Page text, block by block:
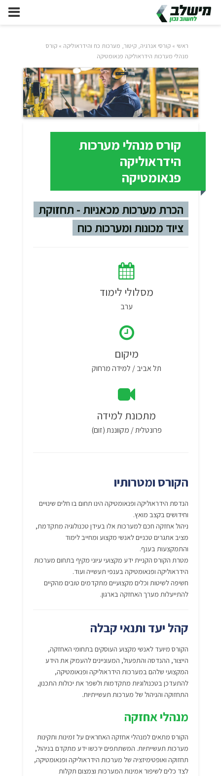
ראשי »קורסי אנרגיה, קיטור, מערכות כח והידראוליקה »קורס
מנהלי מערכות הידראוליקה פנאומטיקה
קורס מנהלי מערכות
הידראוליקה
פנאומטיקה
הכרת מערכות מכאניות - תחזוקת
ציוד מכונות ומערכות כוח
מסלולי לימוד
ערב
מיקום
תל אביב / למידה מרחוק
מתכונת למידה
פרונטלית / מקווננת (זום)
הקורס ומטרותיו
הנדסת הידראוליקה ופנאומטיקה הינו תחום בו חלים שינויים
וחידושים בקצב מואץ.
ניהול אחזקה חכם למערכות אלו בעידן טכנולוגיה מתקדמת,
מציב אתגרים טכניים לאנשי מקצוע ומחייב לימוד
והתמקצעות בענף.
מטרת הקורס הקניית ידע מקצועי עיוני מקיף בתחום מערכות
הידראוליקה ופנאומטיקה בענפי תעשייה ועוד.
חשיפה לשיטות וכלים מקצועיים מתקדמים טובים מהקיים
להתייעלות מערך האחזקה בארגון.
קהל יעד ותנאי קבלה
הקורס מיועד לאנשי מקצוע העוסקים בתחומי האחזקה,
הייצור, ההנדסה והתפעול, המעוניינים להעמיק את הידע
המקצועי שלהם במערכות הידראוליקה ופנאומטיקה,
להתעדכן בטכנולוגיות מתקדמות ולשפר את יכולות התכנון,
התחזוקה והניהול של מערכות תעשייתיות.
מנהלי אחזקה
הקורס מתאים למנהלי אחזקה האחראים על זמינות ותקינות
מערכות תעשייתיות. המשתתפים ירכשו ידע מתקדם בניהול,
תחזוקה ואופטימיזציה של מערכות הידראוליקה ופנאומטיקה,
לצד כלים לשיפור אמינות המערכות וצמצום תקלות